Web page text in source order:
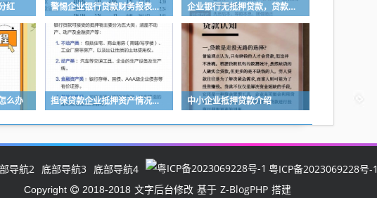
红 警惕企业银行贷款财务报表修改的风险与应对策略 企业银行无抵押贷款，贷款额度的多与少
么办 担保贷款企业抵押资产情况的重要性与分析 中小企业抵押贷款介绍
导航2 底部导航3 底部导航4 粤ICP备2023069228号-1
Copyright 2018-2018 文字后台修改 基于 Z-BlogPHP 搭建